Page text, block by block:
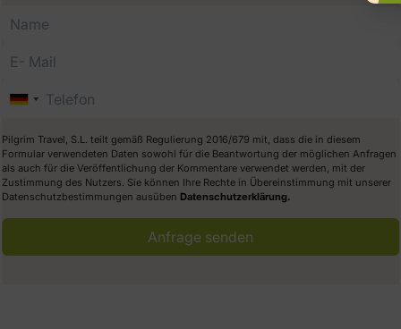
Pilgrim Travel, S.L. teilt gemäß Regulierung 2016/679 mit, dass die in diesem
Formular verwendeten Daten sowohl für die Beantwortung der möglichen Anfragen
als auch für die Veröffentlichung der Kommentare verwendet werden, mit der
Zustimmung des Nutzers. Sie können Ihre Rechte in Übereinstimmung mit unserer
Datenschutzbestimmungen ausüben Datenschutzerklärung.
Anfrage senden